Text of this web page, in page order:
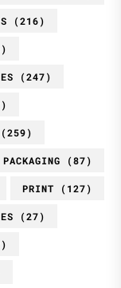
(216)
(247)
(259)
PACKAGING (87)
PRINT (127)
(27)